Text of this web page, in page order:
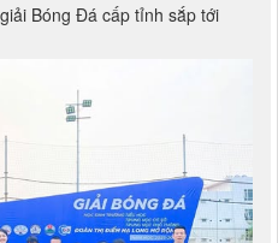
Bóng Đá cấp tỉnh sắp tới